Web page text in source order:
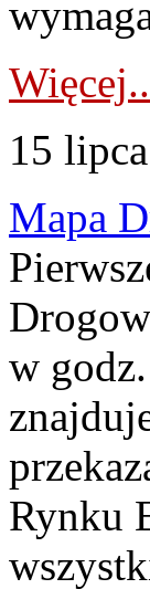
15
Mapa
w
Rynku